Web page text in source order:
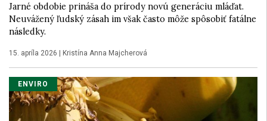
Jarné obdobie prináša do prírody novú generáciu mláďat.
Neuvážený ľudský zásah im však často môže spôsobiť fatálne
následky.
15. apríla 2026 | Kristína Anna Majcherová
ENVIRO